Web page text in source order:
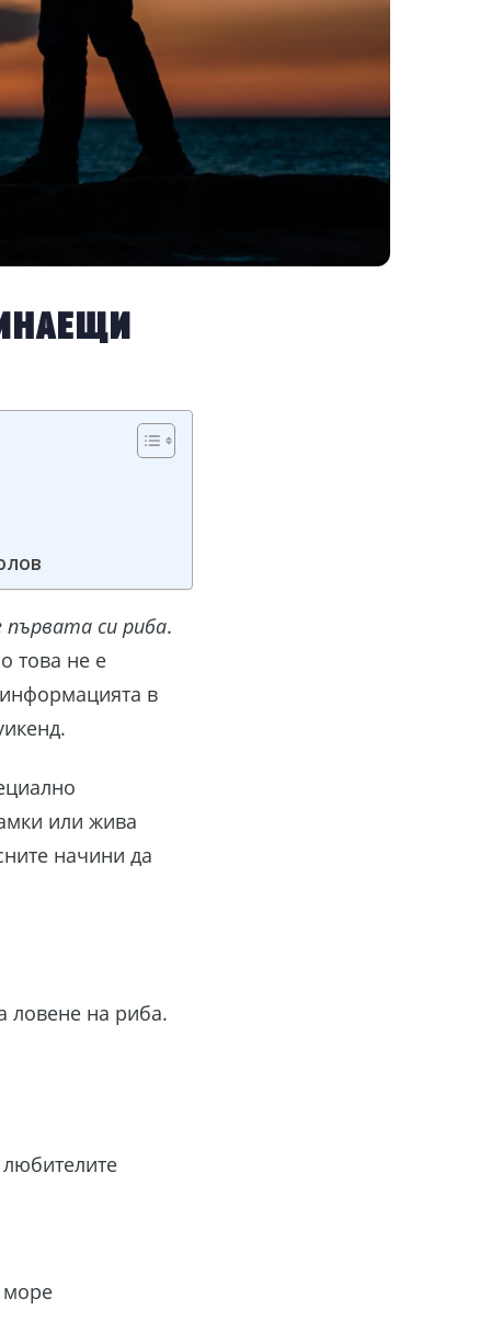
първата си риба.
това не е
в
или жива
начини да
ловене на риба.
море